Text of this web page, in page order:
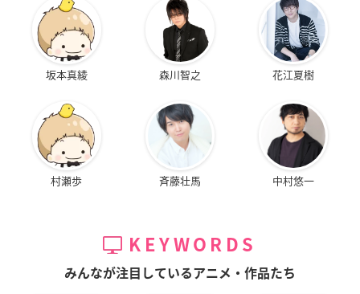
坂本真綾 森川智之 花江夏樹
村瀬歩 斉藤壮馬 中村悠一
KEYWORDS
みんなが注目しているアニメ・作品たち